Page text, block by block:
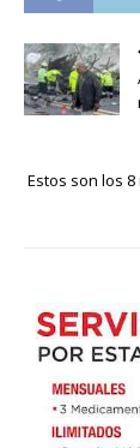
Estos son los